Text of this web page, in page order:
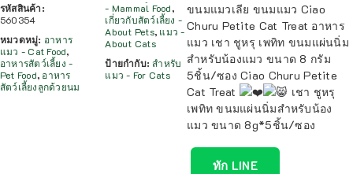
รหัสสินค้า:
560354
หมวดหมู่: อาหาร
แมว - Cat Food,
อาหารสัตว์เลี้ยง -
Pet Food, อาหาร
สัตว์เลี้ยงลูกด้วยนม
- Mammal Food,
เกี่ยวกับสัตว์เลี้ยง -
About Pets, แมว -
About Cats
ป้ายกำกับ:สำหรับ
แมว - For Cats
ขนมแมวเลีย ขนมแมว Ciao
Churu Petite Cat Treat อาหาร
แมว เชา ชูหรุ เพทิท ขนมแผ่นนิ่ม
สำหรับน้องแมว ขนาด 8 กรัม
5ชิ้น/ซอง Ciao Churu Petite
Cat Treat
เชา ชูหรุ
เพทิท ขนมแผ่นนิ่มสำหรับน้อง
แมว ขนาด 8g*5ชิ้น/ซอง
ทัก LINE